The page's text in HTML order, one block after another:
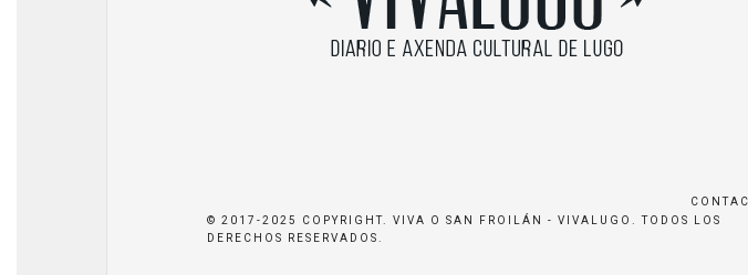
© 2017-2025 COPYRIGHT. VIVA O SAN FROILÁN - VIVALUGO. TODOS LOS
DERECHOS RESERVADOS.